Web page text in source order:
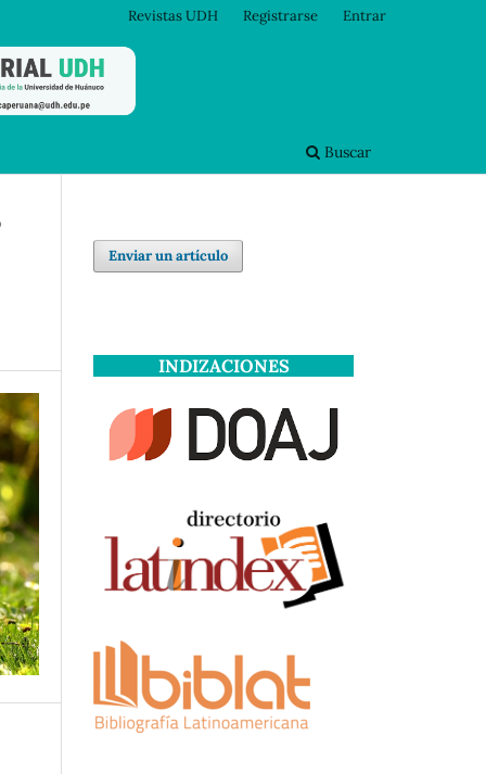
Buscar
Revistas UDH Registrarse Entrar
Enviar un artículo
INDIZACIONES